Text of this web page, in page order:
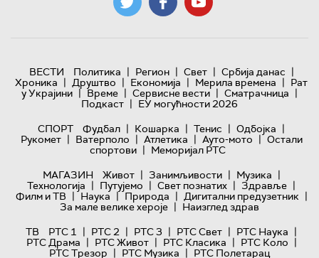
ВЕСТИ Политика | Регион | Свет | Србија данас |
Хроника | Друштво | Економија | Мерила времена | Рат
у Украјини | Време | Сервисне вести | Сматрачница |
Подкаст | ЕУ могућности 2026
СПОРТ
Фудбал | Кошарка | Тенис | Одбојка |
Рукомет | Ватерполо | Атлетика | Ауто-мото | Остали
спортови | Меморијал РТС
МАГАЗИН
Живот | Занимљивости | Музика |
Технологијa | Путујемо | Свет познатих | Здравље |
Филм и ТВ | Наука | Природа | Дигитални предузетник |
За мале велике хероје | Наизглед здрав
ТВ
РТС 1 | РТС 2 | РТС 3 | РТС Свет | РТС Наука |
РТС Драма | РТС Живот | РТС Класика | РТС Коло |
РТС Трезор | РТС Музика | РТС Полетарац